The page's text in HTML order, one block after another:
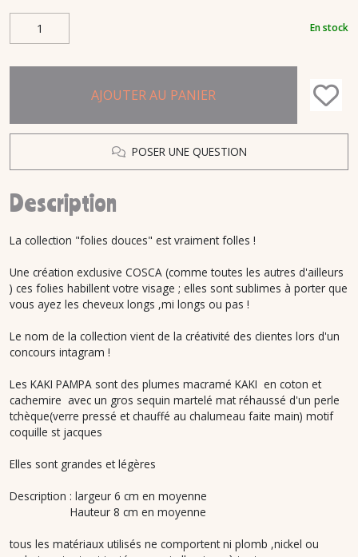
En stock
AJOUTER AU PANIER
POSER UNE QUESTION
Description
La collection "folies douces" est vraiment folles !
Une création exclusive COSCA (comme toutes les autres d'ailleurs
) ces folies habillent votre visage ; elles sont sublimes à porter que
vous ayez les cheveux longs ,mi longs ou pas !
Le nom de la collection vient de la créativité des clientes lors d'un
concours intagram !
Les KAKI PAMPA sont des plumes macramé KAKI en coton et
cachemire avec un gros sequin martelé mat réhaussé d'un perle
tchèque(verre pressé et chauffé au chalumeau faite main) motif
coquille st jacques
Elles sont grandes et légères
Description : largeur 6 cm en moyenne
Hauteur 8 cm en moyenne
tous les matériaux utilisés ne comportent ni plomb ,nickel ou